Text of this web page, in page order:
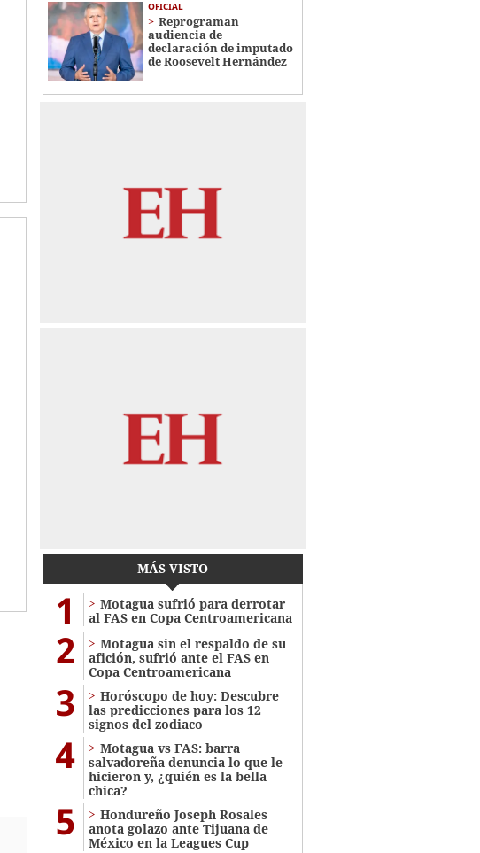
OFICIAL
Reprograman
audiencia de
declaración de imputado
de Roosevelt Hernández
MÁS VISTO
1
Motagua sufrió para derrotar
al FAS en Copa Centroamericana
2
Motagua sin el respaldo de su
afición, sufrió ante el FAS en
Copa Centroamericana
3
Horóscopo de hoy: Descubre
las predicciones para los 12
signos del zodiaco
4
Motagua vs FAS: barra
salvadoreña denuncia lo que le
hicieron y, ¿quién es la bella
chica?
5
Hondureño Joseph Rosales
anota golazo ante Tijuana de
México en la Leagues Cup